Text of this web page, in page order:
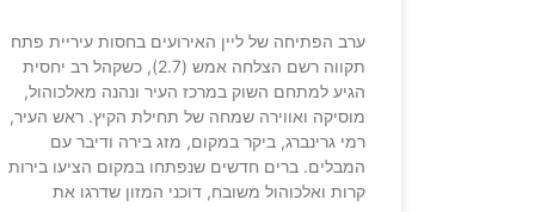
ערב הפתיחה של ליין האירועים בחסות עיריית פתח
תקווה רשם הצלחה אמש (2.7), כשקהל רב יחסית
הגיע למתחם השוק במרכז העיר ונהנה מאלכוהול,
מוסיקה ואווירה שמחה של תחילת הקיץ. ראש העיר,
רמי גרינברג, ביקר במקום, מזג בירה ודיבר עם
המבלים. ברים חדשים שנפתחו במקום הציעו בירות
קרות ואלכוהול משובח, דוכני המזון שדרגו את